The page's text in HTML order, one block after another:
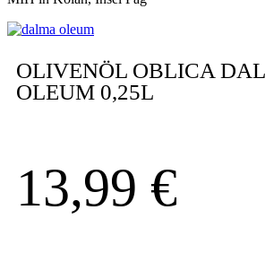
OLIVENÖL OBLICA
OLEUM 0,25L
13,99 €